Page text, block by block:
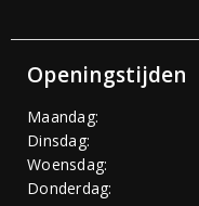
Openingstijden
Maandag:
Dinsdag:
Woensdag:
Donderdag: